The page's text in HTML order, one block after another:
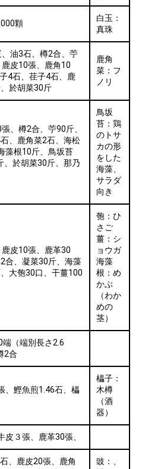
顆
白玉：
真珠
油3石、樽2合、苧
皮10張、鹿角10
4石、荏子4石、鹿
於胡菜30斤
鹿角
菜：フ
ノリ
、樽2合、苧90斤、
、鹿角菜2石、海松
藻根10斤、鳥坂苔
、於胡菜30斤、那乃
鳥坂
苔：鶏
のトサ
カの形
をした
海藻、
サラダ
向き
皮10張、鹿革30
合、凝菜30斤、海藻
大匏30口、干薑100
匏：ひ
さご
薑：シ
ョウガ
海藻
根：め
かぶ
（わか
めの
茎）
（端別長さ2.6
2合
、鰹魚煎1.46石、櫑
櫑子：
木樽
（酒
器）
３張、鹿革30張、
、鹿皮20張、鹿角
豉：、